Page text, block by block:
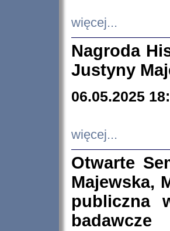
więcej...
Nagroda
Justyny
06.05.2025
więcej...
Otwarte
Majewska,
publiczna
badawcze